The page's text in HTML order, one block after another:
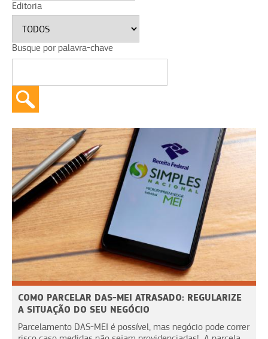
Editoria
Busque por palavra-chave
COMO PARCELAR DAS-MEI ATRASADO: REGULARIZE
A SITUAÇÃO DO SEU NEGÓCIO
Parcelamento DAS-MEI é possível, mas negócio pode correr